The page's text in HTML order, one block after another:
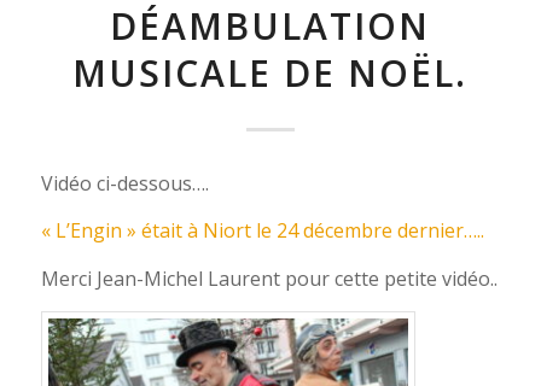
DÉAMBULATION
MUSICALE DE NOËL.
Vidéo ci-dessous….
« L’Engin » était à Niort le 24 décembre dernier…..
Merci Jean-Michel Laurent pour cette petite vidéo..